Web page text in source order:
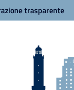
trasparente